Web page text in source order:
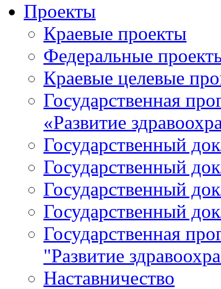
Проекты
Краевые проекты
Федеральные
Краевые целевые
Государственная
«Развитие
Государственный
Государственный
Государственный
Государственный
Государственная
"Развитие
Наставничество